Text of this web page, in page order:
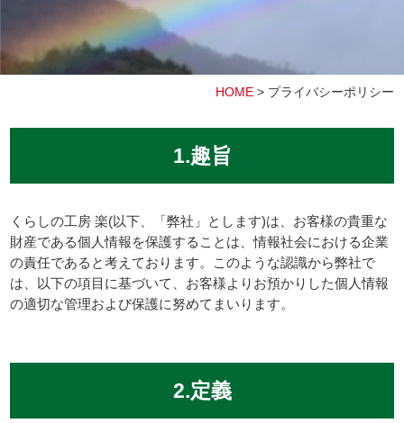
HOME> プライバシーポリシー
1.趣旨
くらしの工房 楽(以下、「弊社」とします)は、お客様の貴重な
財産である個人情報を保護することは、情報社会における企業
の責任であると考えております。このような認識から弊社で
は、以下の項目に基づいて、お客様よりお預かりした個人情報
の適切な管理および保護に努めてまいります。
2.定義